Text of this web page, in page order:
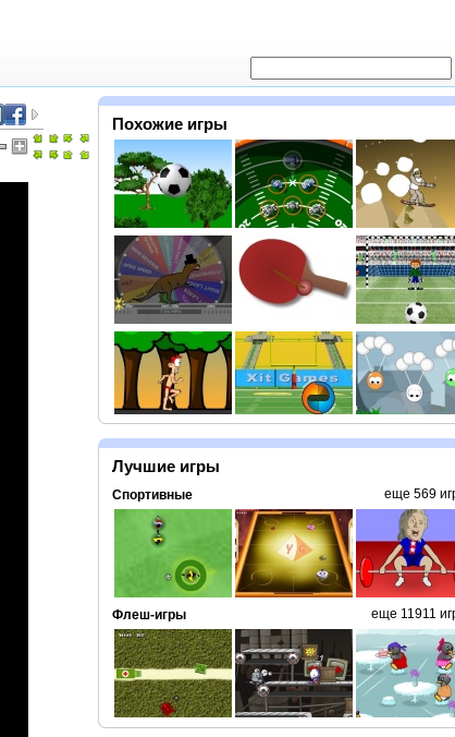
Похожие игры
Лучшие игры
Спортивные еще 569
Флеш-игры еще 11911